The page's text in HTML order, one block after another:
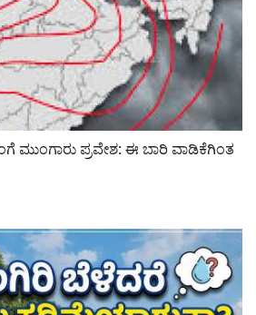
ಮುಂಗಾರು ಪ್ರವೇಶ: ಈ ಬಾರಿ ವಾಡಿಕೆಗಿಂತ